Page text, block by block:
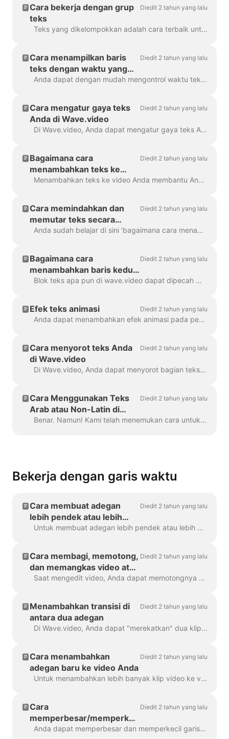
Cara bekerja dengan grup
teks
Diedit 2 tahun yang lalu
Teks yang dikelompokkan adalah cara terbaik untuk melakukannya. Dalam 99% dari semua kasus, Anda dapat melakukan semua yang Anda butuhkan dengannya. Namun, terkadang Anda mungkin ingin membuat satu atau dua...
Cara menampilkan baris
teks dengan waktu yang
berbeda
Diedit 2 tahun yang lalu
Anda dapat dengan mudah mengontrol waktu teks akan ditampilkan di layar dengan fitur penundaan teks. Untuk menggunakannya, pastikan teks memiliki beberapa baris dalam satu si...
Cara mengatur gaya teks
Anda di Wave.video
Diedit 2 tahun yang lalu
Di Wave.video, Anda dapat mengatur gaya teks Anda pada video seperti yang Anda inginkan. Berikut adalah opsi pengeditan yang Anda miliki: Mengubah jenis huruf Mengubah tata letak teks...
Bagaimana cara
menambahkan teks ke
video saya?
Diedit 2 tahun yang lalu
Menambahkan teks ke video Anda membantu Anda menyampaikan pesan Anda, bahkan ketika penonton menonton video dengan suara dimatikan. Di Wave.video, Anda dapat melakukan hal tersebut...
Cara memindahkan dan
memutar teks secara
bebas di sekitar video
Diedit 2 tahun yang lalu
Anda sudah belajar di sini 'bagaimana cara menambahkan teks ke video saya'. Di sini, kita akan berbicara tentang memindahkan dua atau lebih blok teks di sekitar video di Wave.video ...
Bagaimana cara
menambahkan baris kedua
teks ke video Anda?
Diedit 2 tahun yang lalu
Blok teks apa pun di wave.video dapat dipecah menjadi beberapa baris dengan ukuran, warna, dan dekorasi yang berbeda. Untuk menambahkan baris, pilih teks Anda. Jika Anda ...
Efek teks animasi Diedit 2 tahun yang lalu
Anda dapat menambahkan efek animasi pada pesan teks di video Anda untuk membuatnya lebih menarik dan memikat. Setelah Anda menambahkan teks ke video Anda, ...
Cara menyorot teks Anda
di Wave.video
Diedit 2 tahun yang lalu
Di Wave.video, Anda dapat menyorot bagian teks Anda untuk membuatnya menonjol dari pesan lainnya. Untuk menyorot bagian teks, pilih...
Cara Menggunakan Teks
Arab atau Non-Latin di
Wave.video
Diedit 2 tahun yang lalu
Benar. Namun! Kami telah menemukan cara untuk mengatasi hal ini, terima kasih kepada pengguna yang kreatif dan tim dukungan kami. Yang perlu Anda lakukan adalah membuat file vektor/ima...
Bekerja dengan garis waktu
Cara membuat adegan
lebih pendek atau lebih
panjang
Diedit 2 tahun yang lalu
Untuk membuat adegan lebih pendek atau lebih panjang, cukup seret bingkai di sepanjang garis waktu, seperti ini: Jika adegan Anda berupa video, perhatikan di sebelah kanan, Anda akan...
Cara membagi, memotong,
dan memangkas video atau
adegan video
Diedit 2 tahun yang lalu
Saat mengedit video, Anda dapat memotongnya menjadi beberapa bagian yang Anda inginkan, dengan klik sederhana pada timeline dan menekan ikon gunting. Anda dapat menyisipkan...
Menambahkan transisi di
antara dua adegan
Diedit 2 tahun yang lalu
Di Wave.video, Anda dapat "merekatkan" dua klip video menjadi satu dengan menambahkan transisi di antara dua adegan. Transisi adalah teknik pengeditan video yang memungkinkan...
Cara menambahkan
adegan baru ke video Anda
Diedit 2 tahun yang lalu
Untuk menambahkan lebih banyak klip video ke video Anda, cukup klik ikon Plus di timeline. Ini akan menampilkan semua opsi. Untuk menghapus klip video yang...
Cara
memperbesar/memperkecil
garis waktu di Wave.video
Diedit 2 tahun yang lalu
Anda dapat memperbesar dan memperkecil garis waktu di Wave.video untuk membuat proses pengeditan lebih nyaman dan tepat. Fitur ini dapat ditemukan di bawah tombol ...